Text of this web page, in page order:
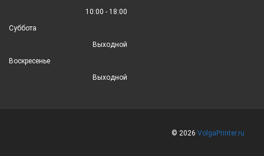
10:00 - 18:00
Суббота
Выходной
Воскресенье
Выходной
© 2026 VolgaPrinter.ru